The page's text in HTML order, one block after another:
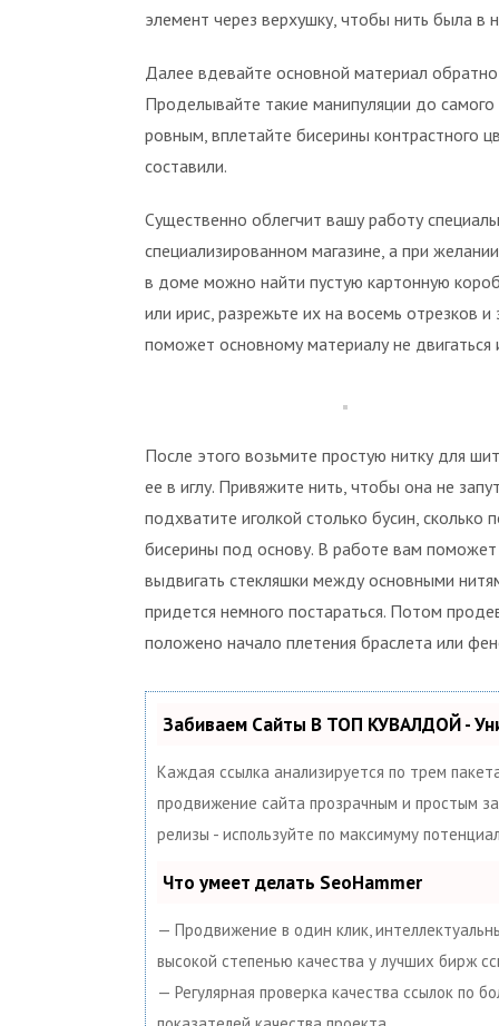
элемент через верхушку, чтобы нить была в
Далее вдевайте основной материал
Проделывайте такие манипуляции до
ровным, вплетайте бисерины контрастного
составили.
Существенно облегчит вашу работу
специализированном магазине, а при
в доме можно найти пустую картонную
или ирис, разрежьте их на восемь отрезков
поможет основному материалу не двигаться
После этого возьмите простую нитку для
ее в иглу. Привяжите нить, чтобы она не
подхватите иголкой столько бусин,
бисерины под основу. В работе вам
выдвигать стекляшки между основными
придется немного постараться. Потом
положено начало плетения браслета или
Забиваем Сайты В ТОП КУВАЛДОЙ -
Каждая ссылка анализируется по трем
продвижение сайта прозрачным и простым
релизы - используйте по максимуму
Что умеет делать SeoHammer
— Продвижение в один клик,
высокой степенью качества у лучших бирж
— Регулярная проверка качества ссылок по